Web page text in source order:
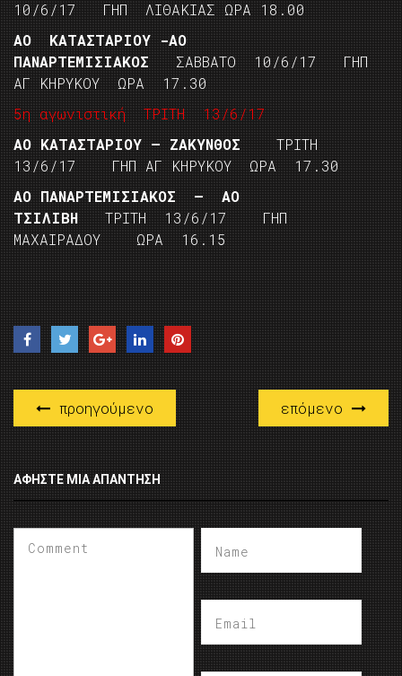
10/6/17 ΓΗΠ ΛΙΘΑΚΙΑΣ ΩΡΑ 18.00
ΑΟ ΚΑΤΑΣΤΑΡΙΟΥ -ΑΟ
ΠΑΝΑΡΤΕΜΙΣΙΑΚΟΣ ΣΑΒΒΑΤΟ 10/6/17 ΓΗΠ
ΑΓ ΚΗΡΥΚΟΥ ΩΡΑ 17.30
5η αγωνιστική ΤΡΙΤΗ 13/6/17
ΑΟ ΚΑΤΑΣΤΑΡΙΟΥ – ΖΑΚΥΝΘΟΣ ΤΡΙΤΗ
13/6/17 ΓΗΠ ΑΓ ΚΗΡΥΚΟΥ ΩΡΑ 17.30
ΑΟ ΠΑΝΑΡΤΕΜΙΣΙΑΚΟΣ – ΑΟ
ΤΣΙΛΙΒΗ ΤΡΙΤΗ 13/6/17 ΓΗΠ
ΜΑΧΑΙΡΑΔΟΥ ΩΡΑ 16.15
προηγούμενο επόμενο
ΑΦΉΣΤΕ ΜΙΑ ΑΠΆΝΤΗΣΗ